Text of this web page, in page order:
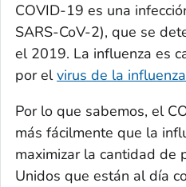
COVID-19 es una
SARS-CoV-2), que se
el 2019. La influenza es
por elvirus de la influenza
Por lo que sabemos, el
más fácilmente que la
maximizar la cantidad de
Unidos que están al día